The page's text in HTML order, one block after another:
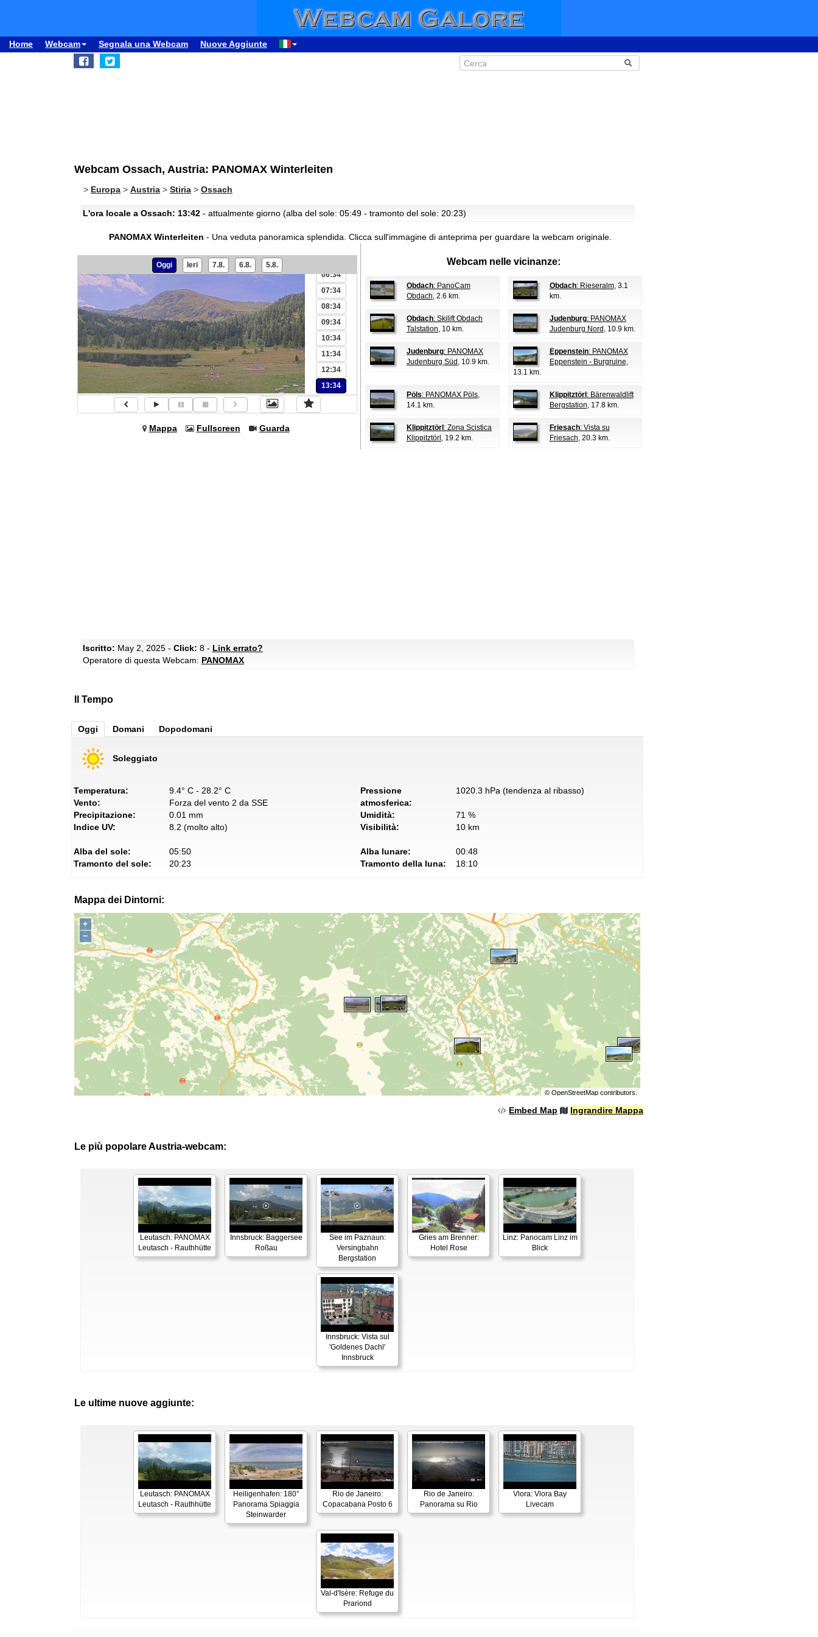
Home Webcam Segnala una Webcam Nuove Aggiunte
Webcam Ossach, Austria: PANOMAX Winterleiten
> Europa > Austria > Stiria > Ossach
L'ora locale a Ossach: 13:42 - attualmente giorno (alba del sole: 05:49 - tramonto del sole: 20:23)
PANOMAX Winterleiten - Una veduta panoramica splendida. Clicca sull'immagine di anteprima per guardare la webcam originale.
Oggi Ieri 7.8. 6.8. 5.8.
02:34
06:34
07:34
08:34
09:34
10:34
11:34
12:34
13:34
Mappa Fullscreen Guarda
Webcam nelle vicinanze:
Obdach: PanoCam
Obdach, 2.6 km.
Obdach: Rieseralm, 3.1
km.
Obdach: Skilift Obdach
Talstation, 10 km.
Judenburg: PANOMAX
Judenburg Nord , 10.9 km.
Judenburg: PANOMAX
Judenburg Süd , 10.9 km.
Eppenstein: PANOMAX
Eppenstein - Burgruine,
13.1 km.
Pöls: PANOMAX Pöls,
14.1 km.
Klippitztörl : Bärenwaldlift
Bergstation, 17.8 km.
Klippitztörl : Zona Scistica
Klippitztörl , 19.2 km.
Friesach: Vista su
Friesach, 20.3 km.
Iscritto: May 2, 2025 - Click: 8 - Link errato?
Operatore di questa Webcam: PANOMAX
Il Tempo
Oggi Domani Dopodomani
Soleggiato
Temperatura:
9.4° C - 28.2° C
Vento:
Forza del vento 2 da SSE
Precipitazione:
0.01 mm
Indice UV:
8.2 (molto alto)
Pressione
atmosferica:
1020.3 hPa (tendenza al ribasso)
Umidità:
71 %
Visibilità:
10 km
Alba del sole:
05:50
Tramonto del sole:
20:23
Alba lunare:
00:48
Tramonto della luna:
18:10
Mappa dei Dintorni:
+
−
© OpenStreetMapcontributors.
Embed Map Ingrandire Mappa
Le più popolare Austria-webcam:
Leutasch: PANOMAX
Leutasch - Rauthhütte
Innsbruck: Baggersee
Roßau
See im Paznaun:
Versingbahn
Bergstation
Gries am Brenner:
Hotel Rose
Linz: Panocam Linz im
Blick
Innsbruck: Vista sul
'Goldenes Dachl'
Innsbruck
Le ultime nuove aggiunte:
Leutasch: PANOMAX
Leutasch - Rauthhütte
Heiligenhafen: 180°
Panorama Spiaggia
Steinwarder
Rio de Janeiro:
Copacabana Posto 6
Rio de Janeiro:
Panorama su Rio
Vlora: Vlora Bay
Livecam
Val-d'Isère: Refuge du
Prariond